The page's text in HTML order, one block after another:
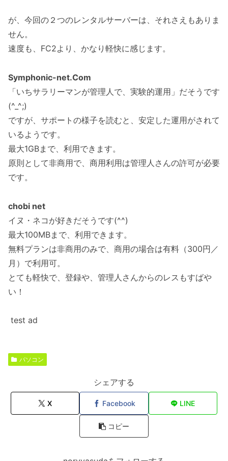
が、今回の２つのレンタルサーバーは、それさえもありま
せん。
速度も、FC2より、かなり軽快に感じます。
Symphonic-net.Com
「いちサラリーマンが管理人で、実験的運用」だそうです
(^_^;)
ですが、サポートの様子を読むと、安定した運用がされて
いるようです。
最大1GBまで、利用できます。
原則として非商用で、商用利用は管理人さんの許可が必要
です。
chobi net
イヌ・ネコが好きだそうです(^^)
最大100MBまで、利用できます。
無料プランは非商用のみで、商用の場合は有料（300円／
月）で利用可。
とても軽快で、登録や、管理人さんからのレスもすばや
い！
test ad
パソコン
シェアする
X Facebook LINE
コピー